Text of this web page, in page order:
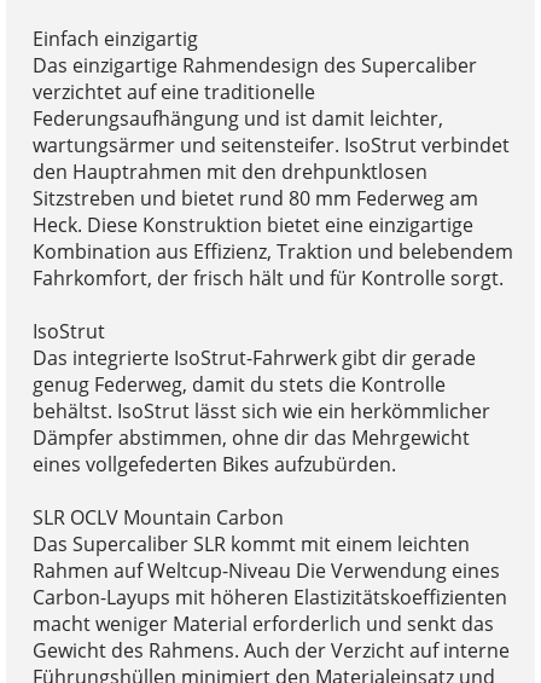
Einfach einzigartig
Das einzigartige Rahmendesign des Supercaliber
verzichtet auf eine traditionelle
Federungsaufhängung und ist damit leichter,
wartungsärmer und seitensteifer. IsoStrut verbindet
den Hauptrahmen mit den drehpunktlosen
Sitzstreben und bietet rund 80 mm Federweg am
Heck. Diese Konstruktion bietet eine einzigartige
Kombination aus Effizienz, Traktion und belebendem
Fahrkomfort, der frisch hält und für Kontrolle sorgt.
IsoStrut
Das integrierte IsoStrut-Fahrwerk gibt dir gerade
genug Federweg, damit du stets die Kontrolle
behältst. IsoStrut lässt sich wie ein herkömmlicher
Dämpfer abstimmen, ohne dir das Mehrgewicht
eines vollgefederten Bikes aufzubürden.
SLR OCLV Mountain Carbon
Das Supercaliber SLR kommt mit einem leichten
Rahmen auf Weltcup-Niveau Die Verwendung eines
Carbon-Layups mit höheren Elastizitätskoeffizienten
macht weniger Material erforderlich und senkt das
Gewicht des Rahmens. Auch der Verzicht auf interne
Führungshüllen minimiert den Materialeinsatz und